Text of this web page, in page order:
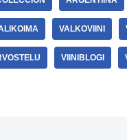
VALKOVIINI
VIINIBLOGI